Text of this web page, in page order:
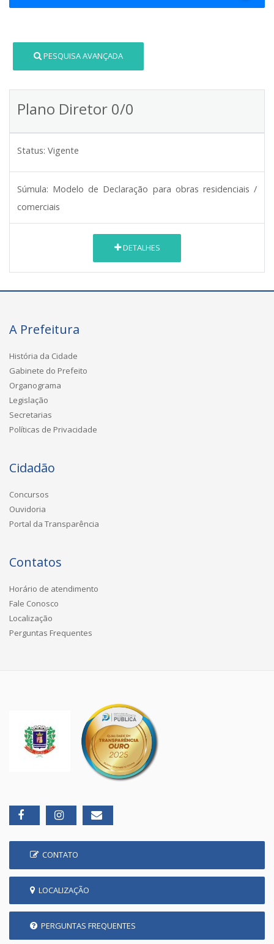
PESQUISA AVANÇADA
Plano Diretor 0/0
Status: Vigente
Súmula: Modelo de Declaração para obras residenciais /
comerciais
DETALHES
A Prefeitura
História da Cidade
Gabinete do Prefeito
Organograma
Legislação
Secretarias
Políticas de Privacidade
Cidadão
Concursos
Ouvidoria
Portal da Transparência
Contatos
Horário de atendimento
Fale Conosco
Localização
Perguntas Frequentes
CONTATO
LOCALIZAÇÃO
PERGUNTAS FREQUENTES